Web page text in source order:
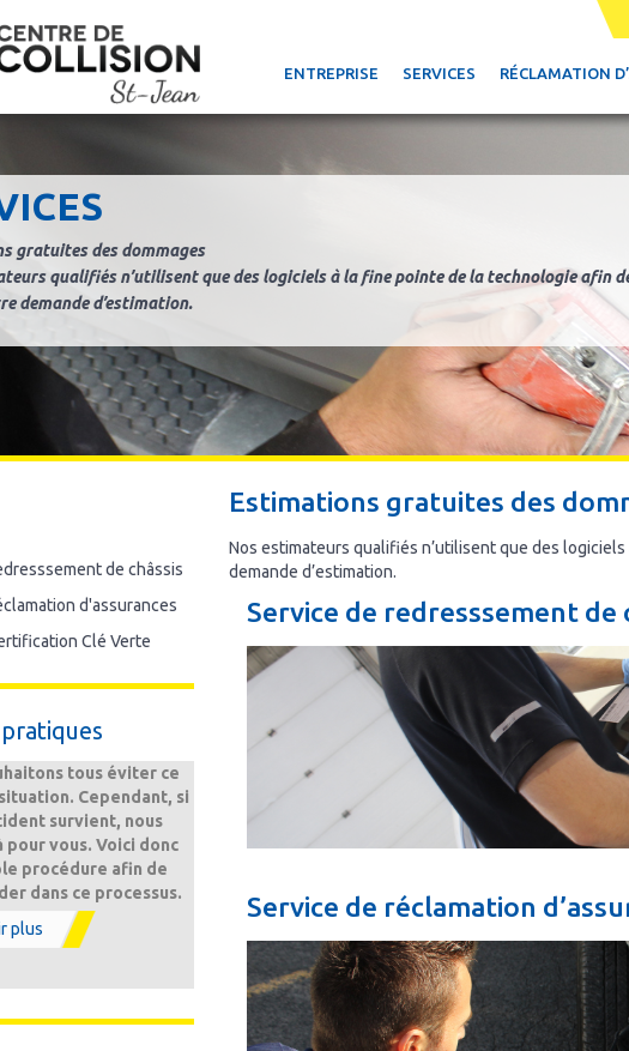
ENTREPRISE SERVICES RÉCLAMATION
gratuites des dommages
qualifiés n’utilisent que des logiciels à la fine pointe de la technologie afin
demande d’estimation.
Estimations gratuites des
Nos estimateurs qualifiés n’utilisent que des
demande d’estimation.
Service de redresssement de
Service de réclamation
de châssis
d'assurances
Clé Verte
tous éviter ce
Cependant, si
survient, nous
pour vous. Voici donc
procédure afin de
dans ce processus.
plus